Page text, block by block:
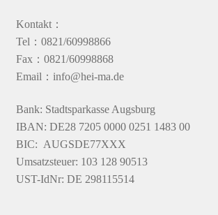
Kontakt：
Tel：0821/60998866
Fax：0821/60998868
Email：info@hei-ma.de
Bank: Stadtsparkasse Augsburg
IBAN: DE28 7205 0000 0251 1483 00
BIC: AUGSDE77XXX
Umsatzsteuer: 103 128 90513
UST-IdNr: DE 298115514